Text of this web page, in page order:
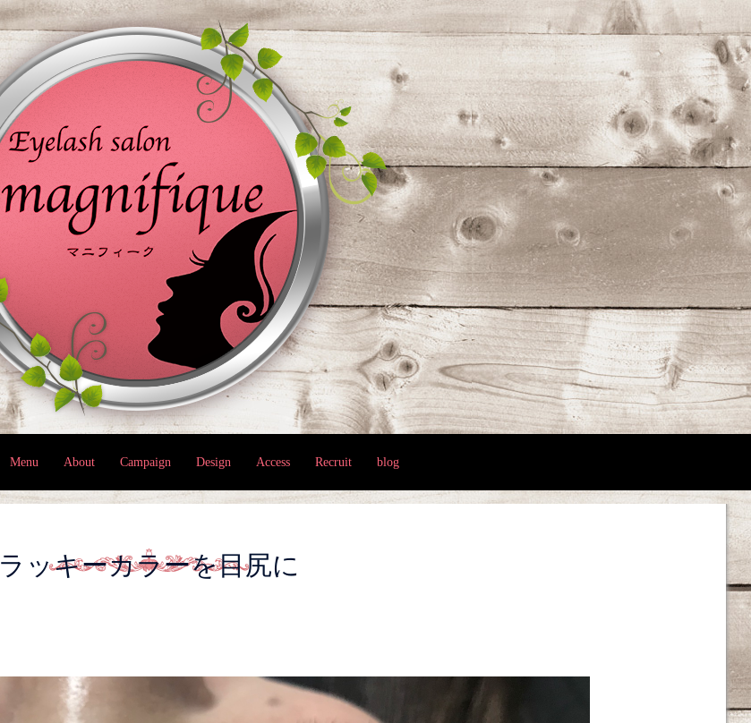
Menu About Campaign Design Access Recruit blog
ラッキーカラーを目尻に